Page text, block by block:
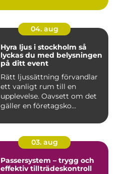
04. aug
Hyra ljus i stockholm så
lyckas du med belysningen
på ditt event
Rätt ljussättning förvandlar
ett vanligt rum till en
upplevelse. Oavsett om det
gäller en företagsko...
03. aug
Passersystem – trygg och
effektiv tillträdeskontroll